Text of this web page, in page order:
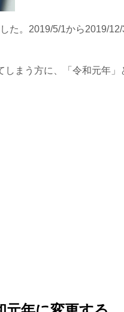
た。2019/5/1から2019/12/
まう方に、「令和元年」